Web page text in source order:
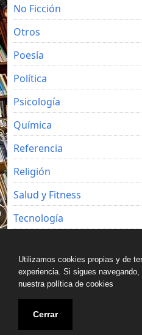
No Ficción
Otros
Poesía
Política
Psicología
Química
Referencia
Religión
Salud y Fitness
Tecnología
Utilizamos cookies propias y de
experiencia. Si sigues
nuestra política de cookies
Cerrar